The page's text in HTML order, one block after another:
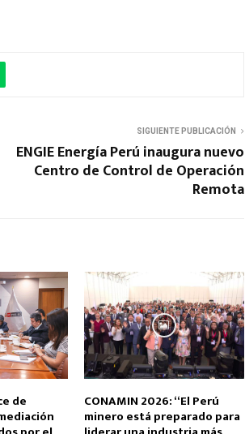
SIGUIENTE PUBLICACIÓN
ENGIE Energía Perú inaugura nuevo
Centro de Control de Operación
Remota
de CONAMIN 2026: “El Perú
minero está preparado para